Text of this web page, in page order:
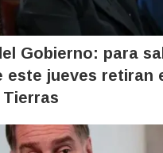
Gobierno: para
este jueves retiran
Tierras